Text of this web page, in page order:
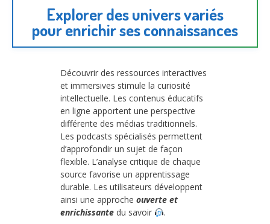
Explorer des univers variés
pour enrichir ses connaissances
Découvrir des ressources interactives
et immersives stimule la curiosité
intellectuelle. Les contenus éducatifs
en ligne apportent une perspective
différente des médias traditionnels.
Les podcasts spécialisés permettent
d’approfondir un sujet de façon
flexible. L’analyse critique de chaque
source favorise un apprentissage
durable. Les utilisateurs développent
ainsi une approche ouverte et
enrichissante du savoir .